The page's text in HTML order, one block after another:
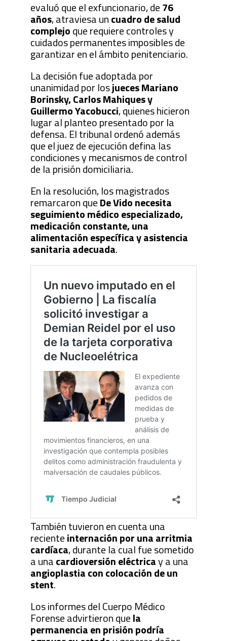
evaluó que el exfuncionario, de76
años, atraviesa uncuadro de salud
complejoque requiere controles y
cuidados permanentes imposibles de
garantizar en el ámbito penitenciario.
La decisión fue adoptada por
unanimidad por losjueces Mariano
Borinsky, Carlos Mahiques y
Guillermo Yacobucci, quienes hicieron
lugar al planteo presentado por la
defensa. El tribunal ordenó además
que el juez de ejecución defina las
condiciones y mecanismos de control
de la prisión domiciliaria.
En la resolución, los magistrados
remarcaron queDe Vido necesita
seguimiento médico especializado,
medicación constante, una
alimentación específica y asistencia
sanitaria adecuada.
También tuvieron en cuenta una
recienteinternación por una arritmia
cardíaca, durante la cual fue sometido
a unacardioversión eléctricay a una
angioplastia con colocación de un
stent.
Los informes del Cuerpo Médico
Forense advirtieron quela
permanencia en prisión podría